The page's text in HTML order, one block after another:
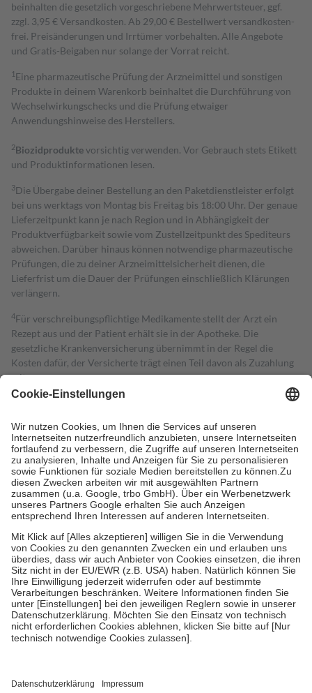
beinhalten die gesetzlich vorgeschriebene Mehrwertsteuer, ggf.
zzgl. 3,95 € Versandkosten. Ab 29,00 € Bestell­wert versand­kosten­
frei. Preisänderungen und Irrtümer vorbehalten. Alle Angebote
und Gratis-Beigaben nur solange der Vorrat reicht.
1 Eine pharmazeutische Prüfung der Arzneimittel und sonstigen
Produkte in deinem Warenkorb beinhaltet die Durchführung von
Wechselwirkungschecks und die Prüfung etwaiger
Anwendungshinweise des Herstellers.
2Biozidproduktevorsichtig verwenden. Vor Gebrauch stets Etikett
und Produktinformationen lesen.
3Die Übergabe deiner Bestellung an den Paketdienstleister erfolgt
bei uns werktags von Montag bis Freitag bis 18:00 Uhr. Der genaue
Lieferzeitpunkt kann je nach Region und in Abhängigkeit der
Produktverfügbarkeit sowie vom Zustellzeitpunkt des Spediteurs
abweichen. Darüber hinaus können notwendige pharmazeutische
Prüfungen, die zu deiner Arzneimittelsicherheit dienen, die
Lieferfrist um die Dauer der Prüfungen einschließlich Klärungen
verlängern.
4Für verschreibungspflichtige Medikamente stellt der Arzt ein
Rezept aus und der Patient erhält sie in der Apotheke. Die
gesetzliche Krankenversicherung übernimmt in der Regel die
Kosten dafür, der Versicherte trägt einen Teil davon als Zuzahlung
mit.
Grundsätzlich leisten Mitglieder Zuzahlungen in Höhe von zehn
höchstens zehn Euro.
Es sind jedoch nie mehr als die tatsächlichen
Kosten der Leistung zu entrichten.
Diese Regeln gelten grundsätzlich auch für Online-Apotheken.
Bei Heilmitteln und häuslicher Krankenpflege beträgt die
Zuzahlung zehn Prozent der Kosten sowie zehn Euro je
Verordnung.
Um das Engagement der Versicherten für ihre eigene Gesundheit zu
stärken und die besondere Stellung der Familie zu unterstützen,
fallenkeine Zuzahlungenan bei:
• Kindern und Jugendlichen bis zum vollendeten 18. Lebensjahr
mit Ausnahme der Fahrkosten
• Untersuchungen zur Vorsorge und Früherkennung, die von der
GKV getragen werden
• empfohlenen Schutzimpfungen
• Harn- und Blutteststreifen
getroffen, um sicherzustellen, dass es sich um echte Bewertungen